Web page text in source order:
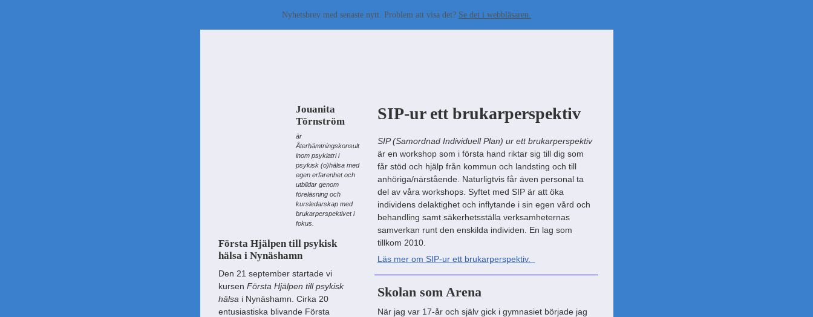
Nyhetsbrev med senaste nytt. Problem att visa det? Se det i webbläsaren.
Jouanita
Törnström
är
Återhämtningskonsult
inom psykiatri i
psykisk (o)hälsa med
egen erfarenhet och
utbildar genom
föreläsning och
kursledarskap med
brukarperspektivet i
fokus.
Första Hjälpen till psykisk
hälsa i Nynäshamn
Den 21 september startade vi
kursen Första Hjälpen till psykisk
hälsa i Nynäshamn. Cirka 20
entusiastiska blivande Första
SIP-ur ett brukarperspektiv
SIP (Samordnad Individuell Plan) ur ett brukarperspektiv
är en workshop som i första hand riktar sig till dig som
får stöd och hjälp från kommun och landsting och till
anhöriga/närstående. Naturligtvis får även personal ta
del av våra workshops. Syftet med SIP är att öka
individens delaktighet och inflytande i sin egen vård och
behandling samt säkerhetsställa verksamheternas
samverkan runt den enskilda individen. En lag som
tillkom 2010.
Läs mer om SIP-ur ett brukarperspektiv.
Skolan som Arena
När jag var 17-år och själv gick i gymnasiet började jag